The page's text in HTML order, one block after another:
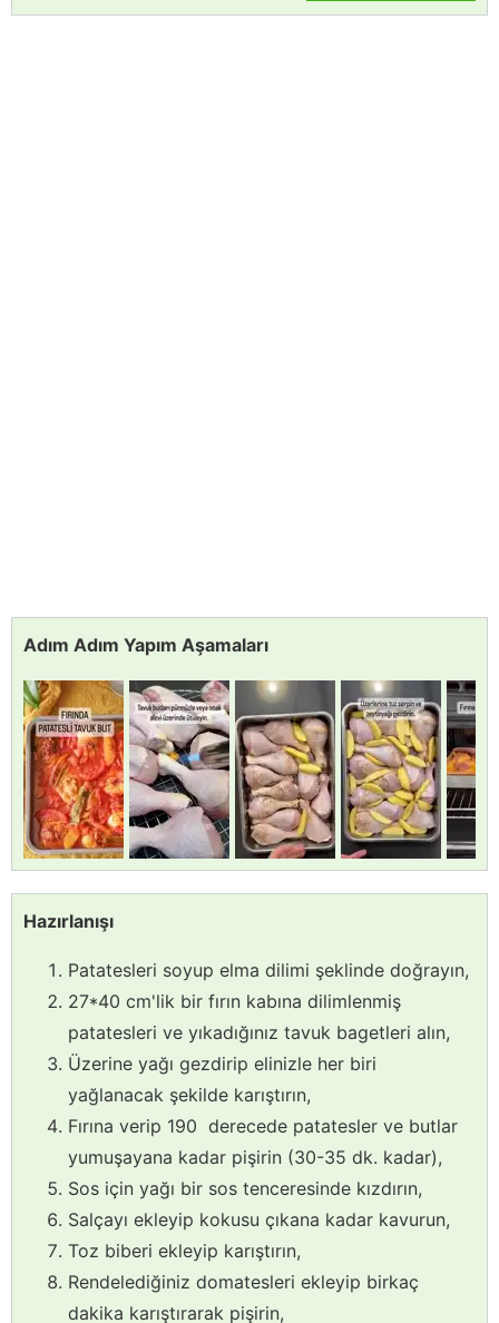
Adım Adım Yapım Aşamaları
Hazırlanışı
Patatesleri soyup elma dilimi şeklinde doğrayın,
27*40 cm'lik bir fırın kabına dilimlenmiş
patatesleri ve yıkadığınız tavuk bagetleri alın,
Üzerine yağı gezdirip elinizle her biri
yağlanacak şekilde karıştırın,
Fırına verip 190 derecede patatesler ve butlar
yumuşayana kadar pişirin (30-35 dk. kadar),
Sos için yağı bir sos tenceresinde kızdırın,
Salçayı ekleyip kokusu çıkana kadar kavurun,
Toz biberi ekleyip karıştırın,
Rendelediğiniz domatesleri ekleyip birkaç
dakika karıştırarak pişirin,